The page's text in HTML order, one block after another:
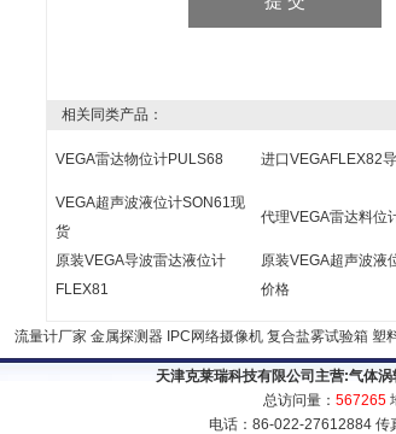
相关同类产品：
VEGA雷达物位计PULS68 进口VEGAFLEX82
VEGA超声波液位计SON61现
货
代理VEGA雷达料位
原装VEGA导波雷达液位计
FLEX81
原装VEGA超声波液
价格
量计厂家金属探测器IPC网络摄像机复合盐雾试验箱塑料磁
天津克莱瑞科技有限公司主营:气体涡
总访问量： 567265
电话：86-022-27612884